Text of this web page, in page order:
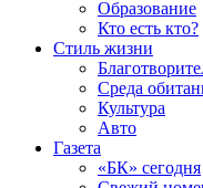
Образование
Кто есть кто?
Стиль жизни
Среда
Культура
Авто
Газета
«БК» сегодня